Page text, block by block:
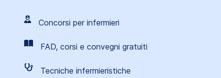
Concorsi per infermieri
FAD, corsi e convegni gratuiti
Tecniche infermieristiche